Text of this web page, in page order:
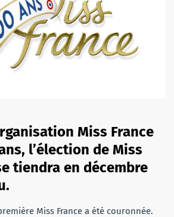
Miss France
l’élection de Miss
tiendra en décembre
Miss France a été couronnée.